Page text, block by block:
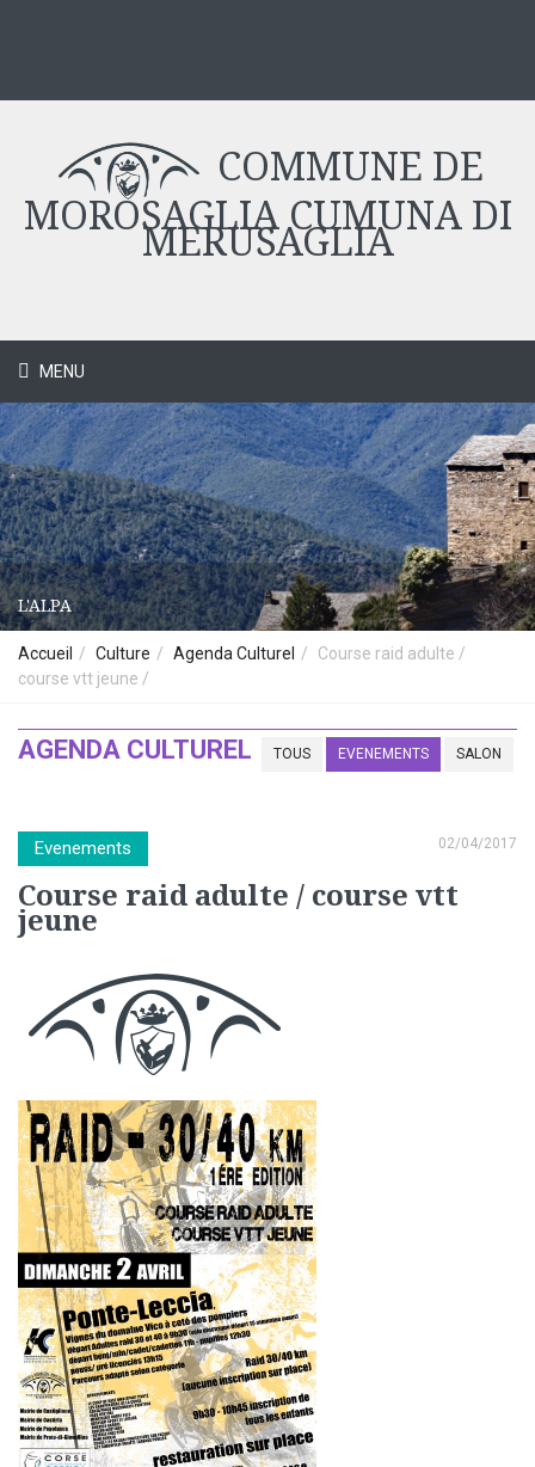
COMMUNE DE
MOROSAGLIA CUMUNA DI
MERUSAGLIA
MENU
L'ALPA
Accueil Culture Agenda Culturel
Course raid adulte /
course vtt jeune
AGENDA CULTUREL TOUS EVENEMENTS SALON
Evenements 02/04/2017
Course raid adulte / course vtt
jeune